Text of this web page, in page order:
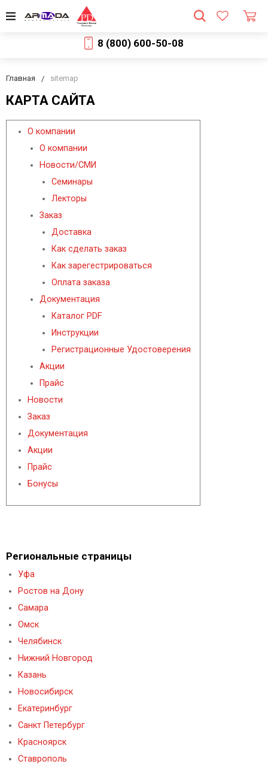
8 (800) 600-50-08
Главная sitemap
КАРТА САЙТА
О компании
О компании
Новости/СМИ
Семинары
Лекторы
Заказ
Доставка
Как сделать заказ
Как зарегестрироваться
Оплата заказа
Документация
Каталог PDF
Инструкции
Регистрационные Удостоверения
Акции
Прайс
Новости
Заказ
Документация
Акции
Прайс
Бонусы
Региональные страницы
Уфа
Ростов на Дону
Самара
Омск
Челябинск
Нижний Новгород
Казань
Новосибирск
Екатеринбург
Санкт Петербург
Красноярск
Ставрополь